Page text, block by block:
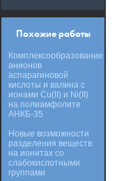
Похожие работы
Комплексообразование
анионов
аспарагиновой
кислоты и валина с
ионами Cu(II) и Ni(II)
на полиамфолите
АНКБ-35
Новые возможности
разделения веществ
на ионитах со
слабокислотными
группами